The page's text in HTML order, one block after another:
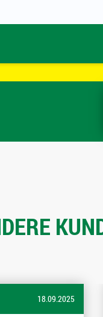
18.09.2025